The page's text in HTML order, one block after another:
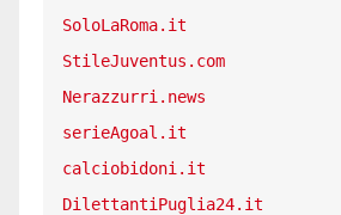
SoloLaRoma.it
StileJuventus.com
Nerazzurri.news
serieAgoal.it
calciobidoni.it
DilettantiPuglia24.it